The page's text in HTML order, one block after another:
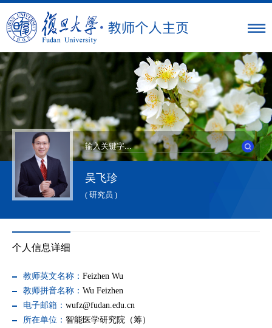
吴飞珍
( 研究员 )
个人信息详细
教师英文名称： Feizhen Wu
教师拼音名称： Wu Feizhen
电子邮箱： wufz@fudan.edu.cn
所在单位： 智能医学研究院（筹）